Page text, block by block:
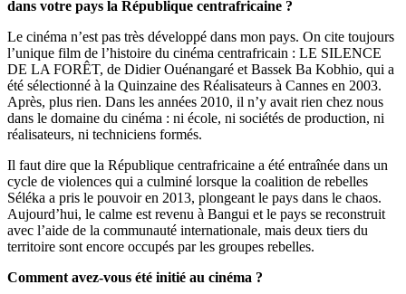
dans votre pays la République centrafricaine ?
Le cinéma n’est pas très développé dans mon pays. On cite toujours
l’unique film de l’histoire du cinéma centrafricain : LE SILENCE
DE LA FORÊT, de Didier Ouénangaré et Bassek Ba Kobhio, qui a
été sélectionné à la Quinzaine des Réalisateurs à Cannes en 2003.
Après, plus rien. Dans les années 2010, il n’y avait rien chez nous
dans le domaine du cinéma : ni école, ni sociétés de production, ni
réalisateurs, ni techniciens formés.
Il faut dire que la République centrafricaine a été entraînée dans un
cycle de violences qui a culminé lorsque la coalition de rebelles
Séléka a pris le pouvoir en 2013, plongeant le pays dans le chaos.
Aujourd’hui, le calme est revenu à Bangui et le pays se reconstruit
avec l’aide de la communauté internationale, mais deux tiers du
territoire sont encore occupés par les groupes rebelles.
Comment avez-vous été initié au cinéma ?